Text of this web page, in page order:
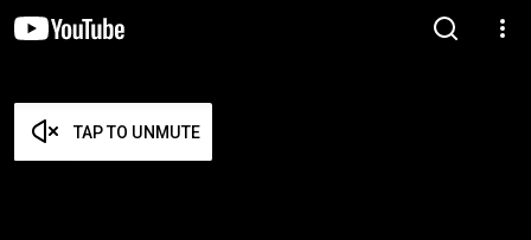
TAP TO UNMUTE